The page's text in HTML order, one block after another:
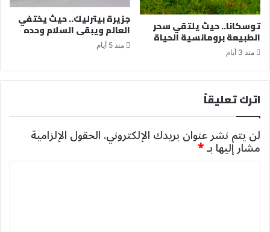
توسكانا.. حيث يلتقي سحر
الطبيعة برومانسية الحياة
منذ 3 أيام
جزيرة بيترليك.. حيث يختفي
العالم ويبقى السلام وحده
منذ 5 أيام
اترك تعليقاً
لن يتم نشر عنوان بريدك الإلكتروني.الحقول الإلزامية
مشار إليها بـ*